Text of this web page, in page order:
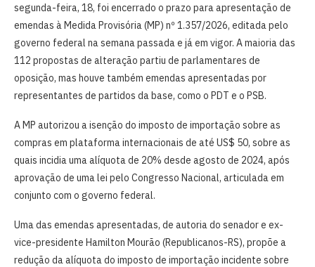
segunda-feira, 18, foi encerrado o prazo para apresentação de
emendas à Medida Provisória (MP) nº 1.357/2026, editada pelo
governo federal na semana passada e já em vigor. A maioria das
112 propostas de alteração partiu de parlamentares de
oposição, mas houve também emendas apresentadas por
representantes de partidos da base, como o PDT e o PSB.
A MP autorizou a isenção do imposto de importação sobre as
compras em plataforma internacionais de até US$ 50, sobre as
quais incidia uma alíquota de 20% desde agosto de 2024, após
aprovação de uma lei pelo Congresso Nacional, articulada em
conjunto com o governo federal.
Uma das emendas apresentadas, de autoria do senador e ex-
vice-presidente Hamilton Mourão (Republicanos-RS), propõe a
redução da alíquota do imposto de importação incidente sobre